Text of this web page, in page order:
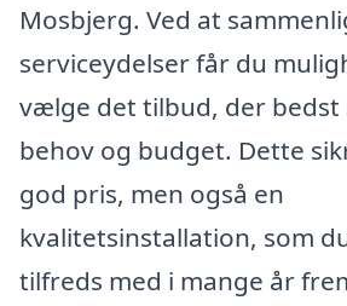
Mosbjerg. Ved at
serviceydelser får du
vælge det tilbud, der bedst
behov og budget. Dette
god pris, men også en
kvalitetsinstallation, som
tilfreds med i mange år